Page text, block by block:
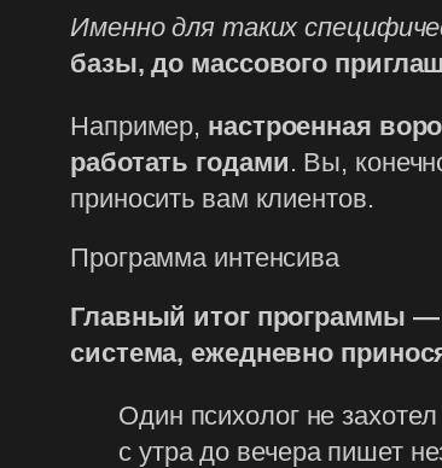
Именно для таких
базы, до массового
Например, настроенная
работать годами. Вы,
приносить вам клиентов.
Программа интенсива
Главный итог программы —
система, ежедневно
Один психолог не
с утра до вечера пишет